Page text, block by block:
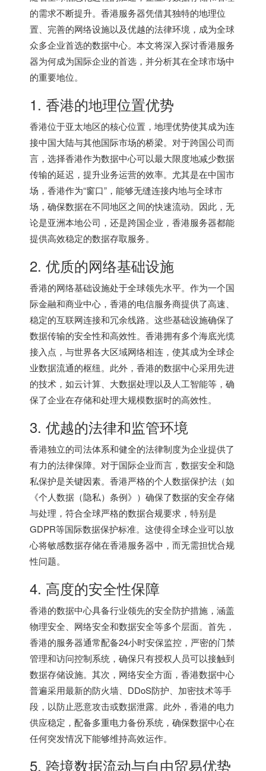
的需求不断提升。 香港服务器凭借其独特的地理位
置、完善的网络设施以及优越的法律环境，成为全球
众多企业首选的数据中心。本文将深入探讨香港服务
器为何成为国际企业的首选，并分析其在全球市场中
的重要地位。
1. 香港的地理位置优势
香港位于亚太地区的核心位置，地理优势使其成为连
接中国大陆与其他国际市场的桥梁。对于跨国公司而
言，选择香港作为数据中心可以最大限度地减少数据
传输的延迟，提升业务运营的效率。尤其是在中国市
场，香港作为“窗口”，能够无缝连接内地与全球市
场，确保数据在不同地区之间的快速流动。因此，无
论是亚洲本地公司，还是跨国企业， 香港服务器都能
提供高效稳定的数据存取服务。
2. 优质的网络基础设施
香港的网络基础设施处于全球领先水平。作为一个国
际金融和商业中心，香港的电信服务商提供了高速、
稳定的互联网连接和冗余线路。这些基础设施确保了
数据传输的安全性和高效性。香港拥有多个海底光缆
接入点，与世界各大区域网络相连，使其成为全球企
业数据流通的枢纽。此外，香港的数据中心采用先进
的技术，如云计算、大数据处理以及人工智能等，确
保了企业在存储和处理大规模数据时的高效性。
3. 优越的法律和监管环境
香港独立的司法体系和健全的法律制度为企业提供了
有力的法律保障。对于国际企业而言，数据安全和隐
私保护是关键因素。香港严格的个人数据保护法（如
《个人数据（隐私）条例》）确保了数据的安全存储
与处理，符合全球严格的数据合规要求，特别是
GDPR等国际数据保护标准。这使得全球企业可以放
心将敏感数据存储在香港服务器中，而无需担忧合规
性问题。
4. 高度的安全性保障
香港的数据中心具备行业领先的安全防护措施，涵盖
物理安全、网络安全和数据安全等多个层面。首先，
香港的服务器通常配备24小时安保监控，严密的门禁
管理和访问控制系统，确保只有授权人员可以接触到
数据存储设施。其次，网络安全方面，香港数据中心
普遍采用最新的防火墙、DDoS防护、加密技术等手
段，以防止恶意攻击或数据泄露。此外，香港的电力
供应稳定，配备多重电力备份系统，确保数据中心在
任何突发情况下能够维持高效运作。
5. 跨境数据流动与自由贸易优势